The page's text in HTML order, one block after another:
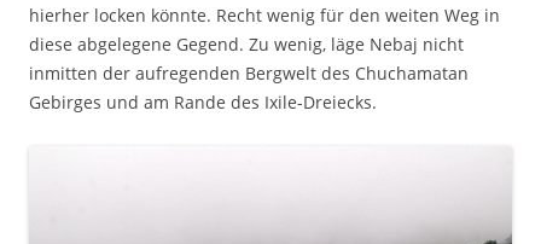
hierher locken könnte. Recht wenig für den weiten Weg in
diese abgelegene Gegend. Zu wenig, läge Nebaj nicht
inmitten der aufregenden Bergwelt des Chuchamatan
Gebirges und am Rande des Ixile-Dreiecks.